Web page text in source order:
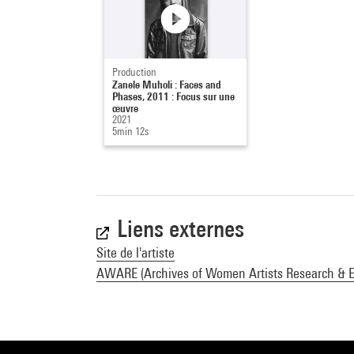
Production
Zanele Muholi : Faces and
Phases, 2011 : Focus sur une
œuvre
2021
5min 12s
Liens externes
Site de l'artiste
AWARE (Archives of Women Artists Research &